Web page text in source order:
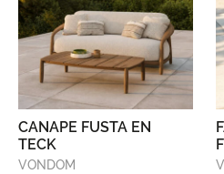
CANAPE FUSTA EN
TECK
VONDOM